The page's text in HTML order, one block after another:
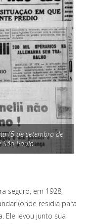
(5 de setembro de
São Paulo
seguro, em 1928,
(onde residia para
Ele levou junto sua